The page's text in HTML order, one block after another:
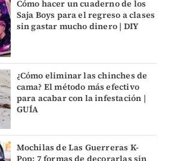
Cómo hacer un cuaderno de los
Saja Boys para el regreso a clases
sin gastar mucho dinero | DIY
¿Cómo eliminar las chinches de
cama? El método más efectivo
para acabar con la infestación |
GUÍA
Mochilas de Las Guerreras K-